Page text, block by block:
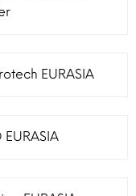
EURASIA
EURASIA